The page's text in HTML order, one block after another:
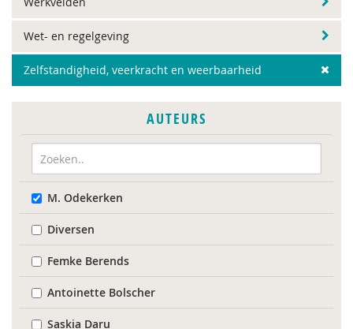
Wet- en regelgeving
Zelfstandigheid, veerkracht en weerbaarheid
AUTEURS
M. Odekerken
Diversen
Femke Berends
Antoinette Bolscher
Saskia Daru